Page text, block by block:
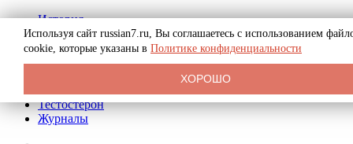
История
Биография
Криминал
Реклама на сайте
Тестостерон
Журналы
Используя сайт russian7.ru, Вы соглашаетесь с использованием
cookie, которые указаны в Политике конфиденциальности
ХОРОШО